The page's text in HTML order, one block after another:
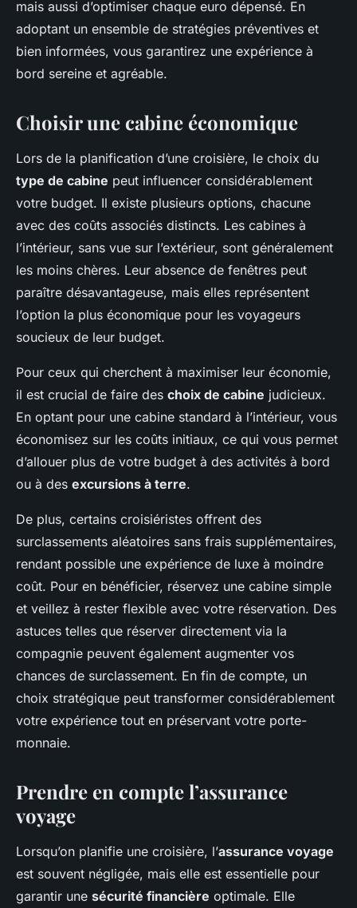
mais aussi d’optimiser chaque euro dépensé. En
adoptant un ensemble de stratégies préventives et
bien informées, vous garantirez une expérience à
bord sereine et agréable.
Choisir une cabine économique
Lors de la planification d’une croisière, le choix du
type de cabine peut influencer considérablement
votre budget. Il existe plusieurs options, chacune
avec des coûts associés distincts. Les cabines à
l’intérieur, sans vue sur l’extérieur, sont généralement
les moins chères. Leur absence de fenêtres peut
paraître désavantageuse, mais elles représentent
l’option la plus économique pour les voyageurs
soucieux de leur budget.
Pour ceux qui cherchent à maximiser leur économie,
il est crucial de faire des choix de cabine judicieux.
En optant pour une cabine standard à l’intérieur, vous
économisez sur les coûts initiaux, ce qui vous permet
d’allouer plus de votre budget à des activités à bord
ou à des excursions à terre.
De plus, certains croisiéristes offrent des
surclassements aléatoires sans frais supplémentaires,
rendant possible une expérience de luxe à moindre
coût. Pour en bénéficier, réservez une cabine simple
et veillez à rester flexible avec votre réservation. Des
astuces telles que réserver directement via la
compagnie peuvent également augmenter vos
chances de surclassement. En fin de compte, un
choix stratégique peut transformer considérablement
votre expérience tout en préservant votre porte-
monnaie.
Prendre en compte l’assurance
voyage
Lorsqu’on planifie une croisière, l’assurance voyage
est souvent négligée, mais elle est essentielle pour
garantir une sécurité financière optimale. Elle